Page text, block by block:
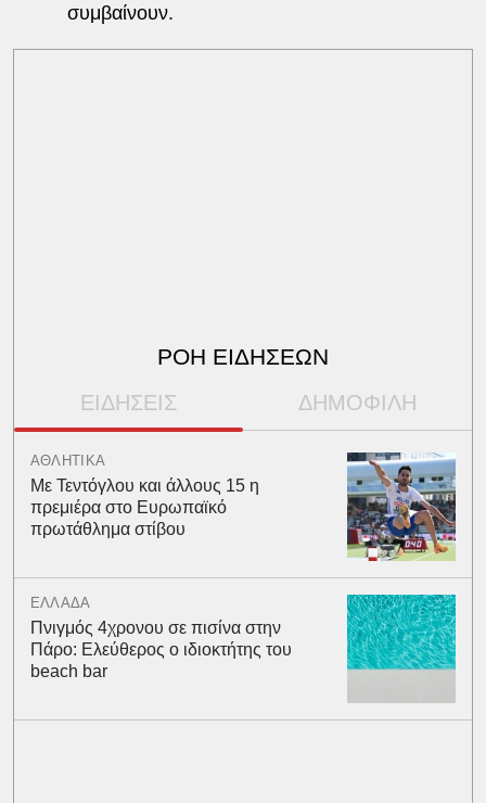
συμβαίνουν.
ΡΟΗ ΕΙΔΗΣΕΩΝ
ΕΙΔΗΣΕΙΣ ΔΗΜΟΦΙΛΗ
ΑΘΛΗΤΙΚΑ
Με Τεντόγλου και άλλους 15 η
πρεμιέρα στο Ευρωπαϊκό
πρωτάθλημα στίβου
ΕΛΛΑΔΑ
Πνιγμός 4χρονου σε πισίνα στην
Πάρο: Ελεύθερος ο ιδιοκτήτης του
beach bar